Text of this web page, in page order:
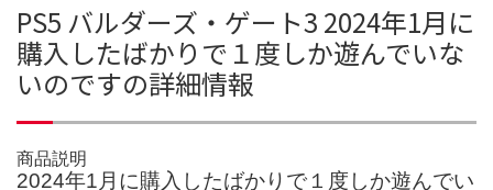
PS5 バルダーズ・ゲート3 2024年1月に
購入したばかりで１度しか遊んでいな
いのですの詳細情報
商品説明
2024年1月に購入したばかりで１度しか遊んでい